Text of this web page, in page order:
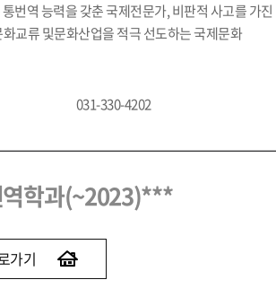
번역 능력을 갖춘 국제전문가, 비판적 사고를 가진
교류 및문화산업을 적극 선도하는 국제문화
031-330-4202
역학과(~2023)***
가기